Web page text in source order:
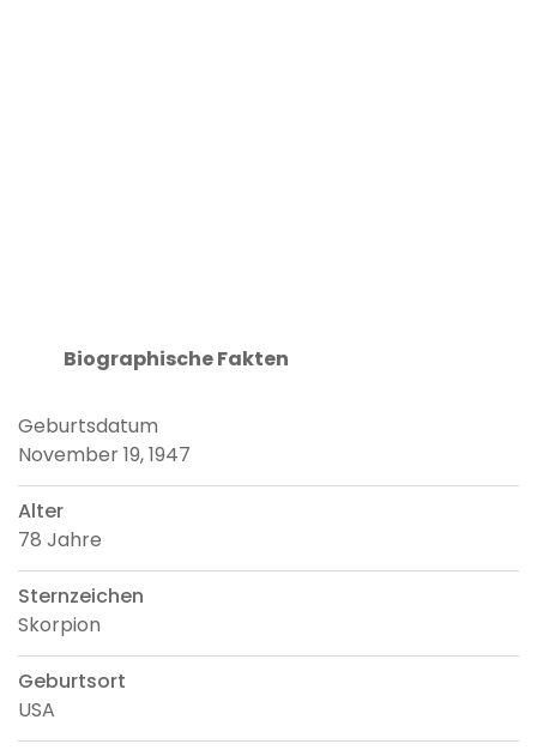
Biographische Fakten
Geburtsdatum
November 19, 1947
Alter
78 Jahre
Sternzeichen
Skorpion
Geburtsort
USA